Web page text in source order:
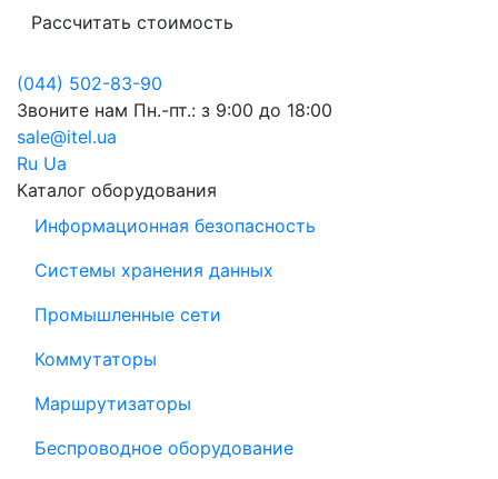
Рассчитать стоимость
(044) 502-83-90
Звоните нам Пн.-пт.: з 9:00 до 18:00
sale@itel.ua
Ru Ua
Каталог оборудования
Информационная безопасность
Системы хранения данных
Промышленные сети
Коммутаторы
Маршрутизаторы
Беспроводное оборудование